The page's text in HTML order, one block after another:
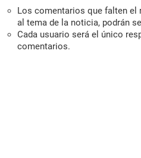
Los comentarios que falten el
al tema de la noticia, podrán
Cada usuario será el único
comentarios.